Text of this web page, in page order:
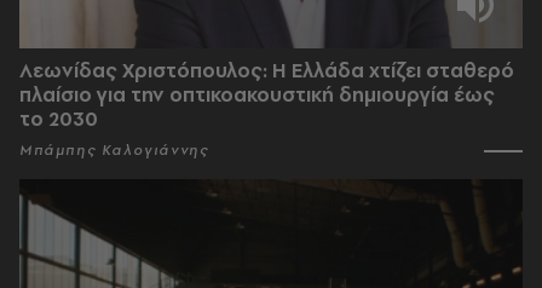
Λεωνίδας Χριστόπουλος: Η Ελλάδα χτίζει σταθερό
πλαίσιο για την οπτικοακουστική δημιουργία έως
το 2030
Μπάμπης Καλογιάννης